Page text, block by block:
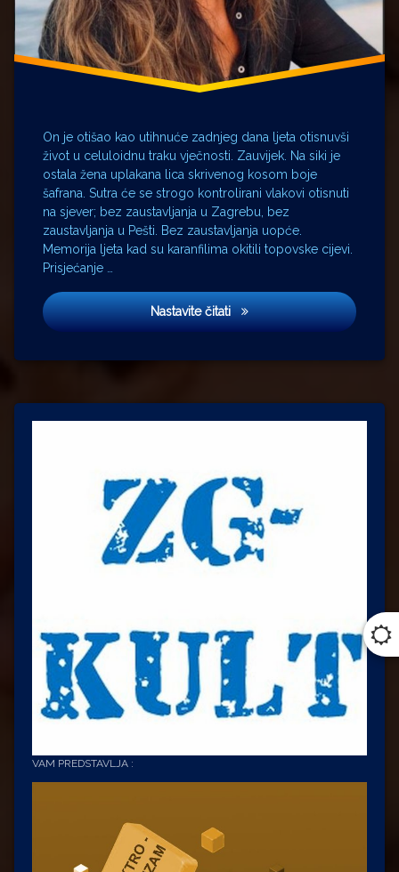
On je otišao kao utihnuće zadnjeg dana ljeta otisnuvši
život u celuloidnu traku vječnosti. Zauvijek. Na siki je
ostala žena uplakana lica skrivenog kosom boje
šafrana. Sutra će se strogo kontrolirani vlakovi otisnuti
na sjever; bez zaustavljanja u Zagrebu, bez
zaustavljanja u Pešti. Bez zaustavljanja uopće.
Memorija ljeta kad su karanfilima okitili topovske cijevi.
Prisjećanje …
Nastavite čitatiPosljednji dan ljeta
VAM PREDSTAVLJA :